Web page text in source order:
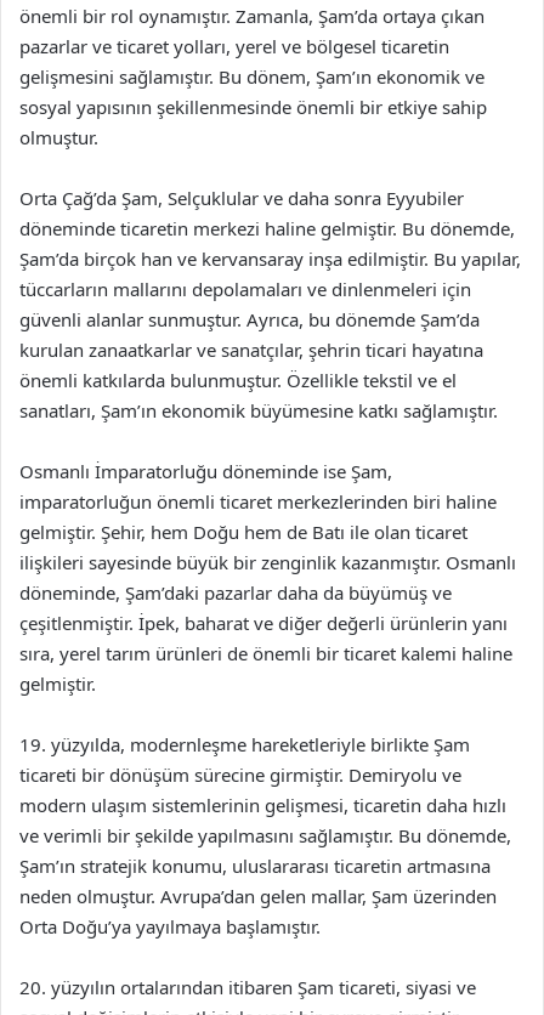
önemli bir rol oynamıştır. Zamanla, Şam’da ortaya çıkan
pazarlar ve ticaret yolları, yerel ve bölgesel ticaretin
gelişmesini sağlamıştır. Bu dönem, Şam’ın ekonomik ve
sosyal yapısının şekillenmesinde önemli bir etkiye sahip
olmuştur.
Orta Çağ’da Şam, Selçuklular ve daha sonra Eyyubiler
döneminde ticaretin merkezi haline gelmiştir. Bu dönemde,
Şam’da birçok han ve kervansaray inşa edilmiştir. Bu yapılar,
tüccarların mallarını depolamaları ve dinlenmeleri için
güvenli alanlar sunmuştur. Ayrıca, bu dönemde Şam’da
kurulan zanaatkarlar ve sanatçılar, şehrin ticari hayatına
önemli katkılarda bulunmuştur. Özellikle tekstil ve el
sanatları, Şam’ın ekonomik büyümesine katkı sağlamıştır.
Osmanlı İmparatorluğu döneminde ise Şam,
imparatorluğun önemli ticaret merkezlerinden biri haline
gelmiştir. Şehir, hem Doğu hem de Batı ile olan ticaret
ilişkileri sayesinde büyük bir zenginlik kazanmıştır. Osmanlı
döneminde, Şam’daki pazarlar daha da büyümüş ve
çeşitlenmiştir. İpek, baharat ve diğer değerli ürünlerin yanı
sıra, yerel tarım ürünleri de önemli bir ticaret kalemi haline
gelmiştir.
19. yüzyılda, modernleşme hareketleriyle birlikte Şam
ticareti bir dönüşüm sürecine girmiştir. Demiryolu ve
modern ulaşım sistemlerinin gelişmesi, ticaretin daha hızlı
ve verimli bir şekilde yapılmasını sağlamıştır. Bu dönemde,
Şam’ın stratejik konumu, uluslararası ticaretin artmasına
neden olmuştur. Avrupa’dan gelen mallar, Şam üzerinden
Orta Doğu’ya yayılmaya başlamıştır.
20. yüzyılın ortalarından itibaren Şam ticareti, siyasi ve